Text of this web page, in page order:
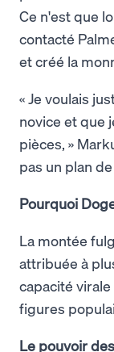
Ce n'est que
contacté
et créé la
« Je voulais
novice et que
pièces, »
pas un plan
Pourquoi
La montée
attribuée à
capacité
figures
Le pouvoir